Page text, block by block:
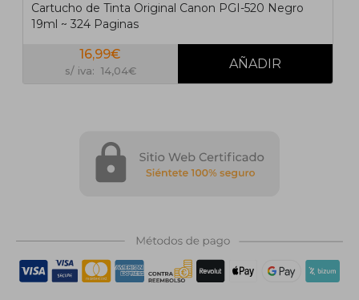
Cartucho de Tinta Original Canon PGI-520 Negro
19ml ~ 324 Paginas
16,99€
s/ iva: 14,04€